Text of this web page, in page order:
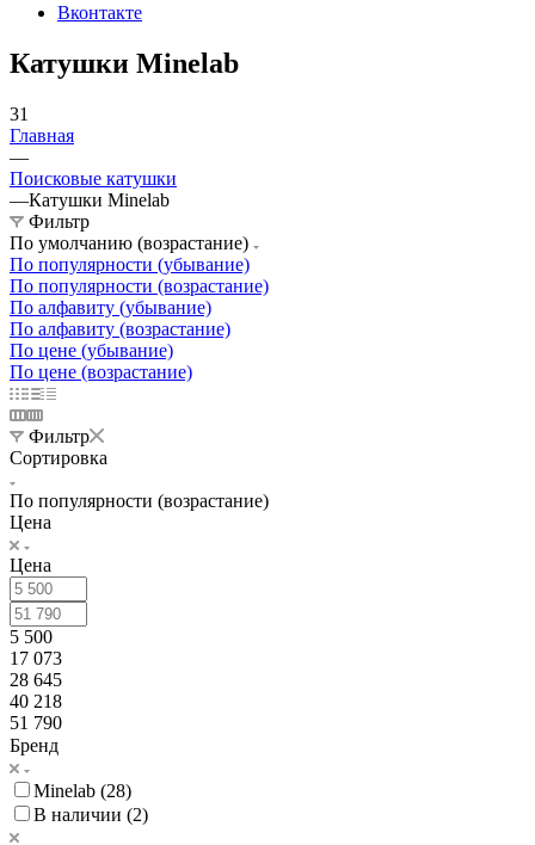
Вконтакте
Катушки Minelab
31
Главная
—
Поисковые катушки
—Катушки Minelab
Фильтр
По умолчанию (возрастание)
По популярности (убывание)
По популярности (возрастание)
По алфавиту (убывание)
По алфавиту (возрастание)
По цене (убывание)
По цене (возрастание)
Фильтр
Сортировка
По популярности (возрастание)
Цена
Цена
5 500
17 073
28 645
40 218
51 790
Бренд
Minelab (28)
В наличии (2)